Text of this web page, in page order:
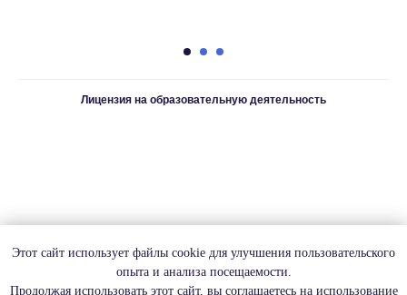
Лицензия на образовательную деятельность
Этот сайт использует файлы cookie для улучшения пользовательского
опыта и анализа посещаемости.
Продолжая использовать этот сайт, вы соглашаетесь на использование